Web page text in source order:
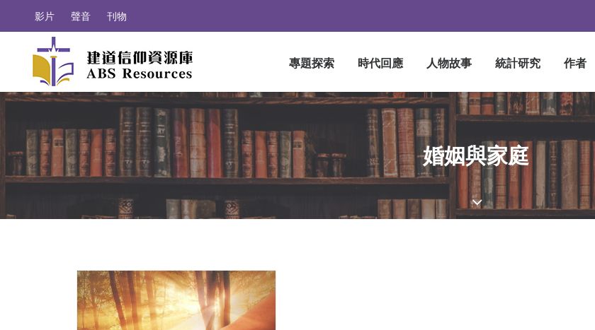
影片 聲音 刊物
專題探索 時代回應 人物故事 統計研究 作者
婚姻與家庭